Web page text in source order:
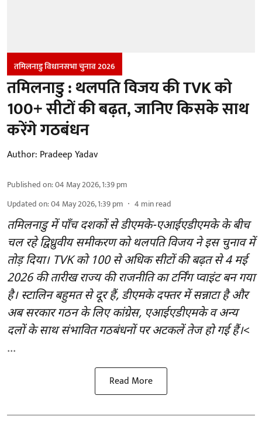
तमिलनाडु विधानसभा चुनाव 2026
तमिलनाडु : थलपति विजय की TVK को
100+ सीटों की बढ़त, जानिए किसके साथ
करेंगे गठबंधन
Author: Pradeep Yadav
Published on:04 May 2026, 1:39 pm
Updated on:04 May 2026, 1:39 pm 4 min read
तमिलनाडु में पाँच दशकों से डीएमके-एआईएडीएमके के बीच
चल रहे द्विध्रुवीय समीकरण को थलपति विजय ने इस चुनाव में
तोड़ दिया। TVK को 100 से अधिक सीटों की बढ़त से 4 मई
2026 की तारीख राज्य की राजनीति का टर्निंग प्वाइंट बन गया
है। स्टालिन बहुमत से दूर हैं, डीएमके दफ्तर में सन्नाटा है और
अब सरकार गठन के लिए कांग्रेस, एआईएडीएमके व अन्य
दलों के साथ संभावित गठबंधनों पर अटकलें तेज हो गई हैं।<
...
Read More